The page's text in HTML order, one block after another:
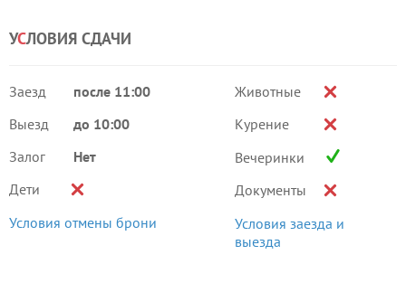
УСЛОВИЯ СДАЧИ
Заезд
после 11:00
Выезд
до 10:00
Залог
Нет
Дети
Условия отмены брони
Животные
Курение
Вечеринки
Документы
Условия заезда и
выезда